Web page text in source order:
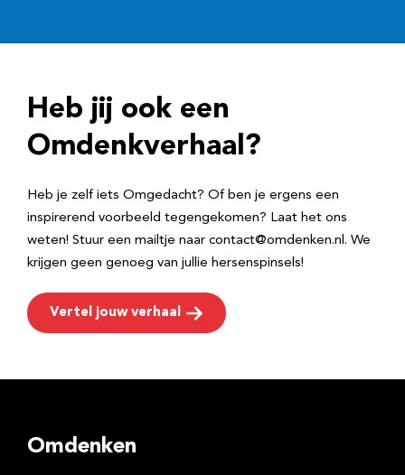
r
e
Heb jij ook een
Omdenkverhaal?
Heb je zelf iets Omgedacht? Of ben je ergens een
inspirerend voorbeeld tegengekomen? Laat het ons
weten! Stuur een mailtje naar contact@omdenken.nl. We
krijgen geen genoeg van jullie hersenspinsels!
Vertel jouw verhaal
Omdenken